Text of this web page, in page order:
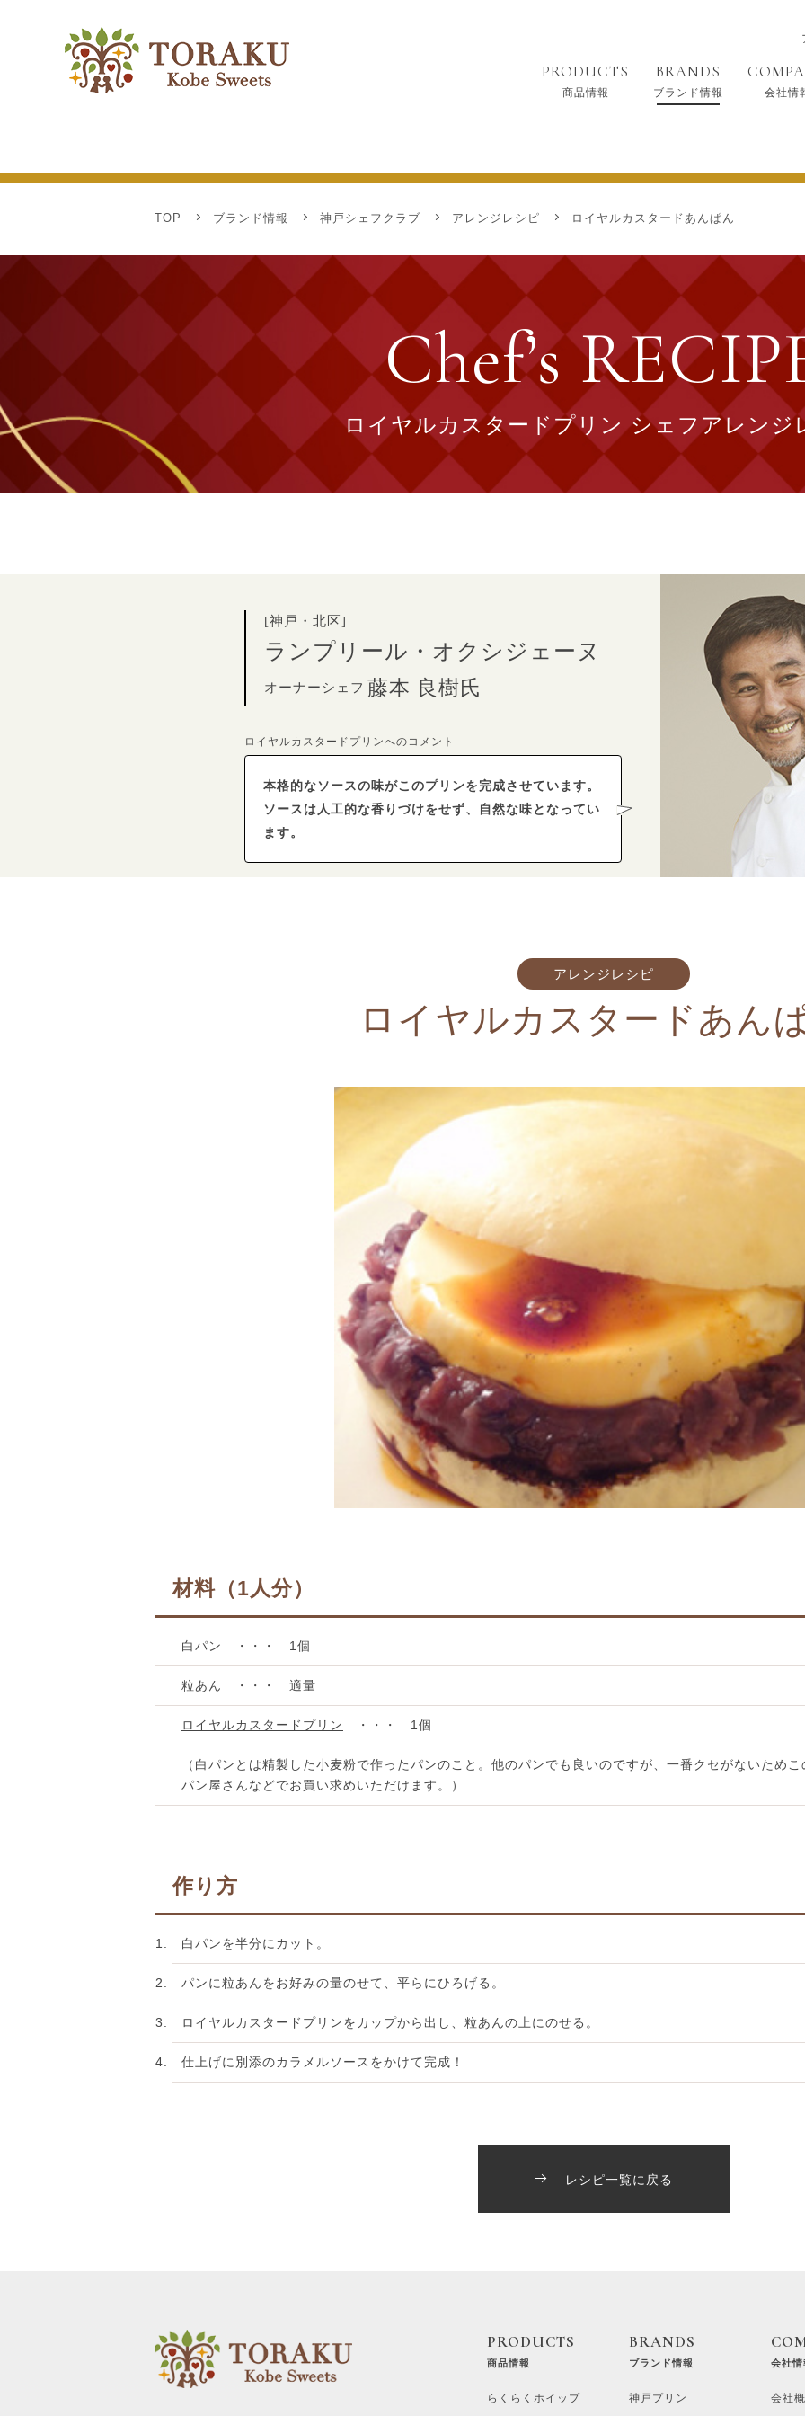
PRODUCTS
商品情報
BRANDS
ブランド情報 会社情
TOP ブランド情報 神戸シェフクラブ アレンジレシピ ロイヤルカスタードあんぱん
Chef’s
ロイヤルカスタードプリン シェフアレンジ
[神戸・北区]
ランプリール・オクシジェーヌ
オーナーシェフ 藤本 良樹氏
ロイヤルカスタードプリンへのコメント
本格的なソースの味がこのプリンを完成させています。
ソースは人工的な香りづけをせず、自然な味となってい
ます。
アレンジレシピ
ロイヤルカスタードあん
材料（1人分）
白パン ・・・ 1個
粒あん ・・・ 適量
ロイヤルカスタードプリン ・・・ 1個
（白パンとは精製した小麦粉で作ったパンのこと。他のパンでも良いのですが、一番クセがないため
パン屋さんなどでお買い求めいただけます。）
作り方
白パンを半分にカット。
パンに粒あんをお好みの量のせて、平らにひろげる。
ロイヤルカスタードプリンをカップから出し、粒あんの上にのせる。
仕上げに別添のカラメルソースをかけて完成！
レシピ一覧に戻る
PRODUCTS
商品情報
らくらくホイップ
BRANDS
ブランド情報
神戸プリン
会社情
会社